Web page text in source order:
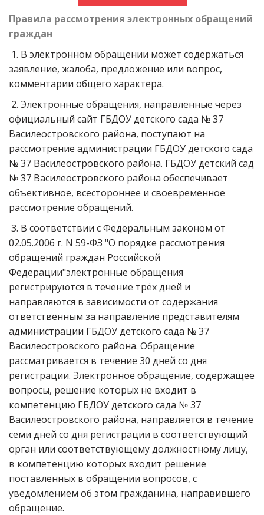
Правила рассмотрения электронных обращений
граждан
1. В электронном обращении может содержаться
заявление, жалоба, предложение или вопрос,
комментарии общего характера.
2. Электронные обращения, направленные через
официальный сайт ГБДОУ детского сада № 37
Василеостровского района, поступают на
рассмотрение администрации ГБДОУ детского сада
№ 37 Василеостровского района. ГБДОУ детский сад
№ 37 Василеостровского района обеспечивает
объективное, всестороннее и своевременное
рассмотрение обращений.
3. В соответствии с Федеральным законом от
02.05.2006 г. N 59-ФЗ "О порядке рассмотрения
обращений граждан Российской
Федерации"электронные обращения
регистрируются в течение трёх дней и
направляются в зависимости от содержания
ответственным за направление представителям
администрации ГБДОУ детского сада № 37
Василеостровского района. Обращение
рассматривается в течение 30 дней со дня
регистрации. Электронное обращение, содержащее
вопросы, решение которых не входит в
компетенцию ГБДОУ детского сада № 37
Василеостровского района, направляется в течение
семи дней со дня регистрации в соответствующий
орган или соответствующему должностному лицу,
в компетенцию которых входит решение
поставленных в обращении вопросов, с
уведомлением об этом гражданина, направившего
обращение.